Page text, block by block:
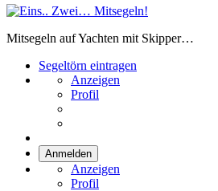
Mitsegeln auf Yachten mit Skipper…
Segeltörn eintragen
Anzeigen
Profil
Anmelden
Anzeigen
Profil